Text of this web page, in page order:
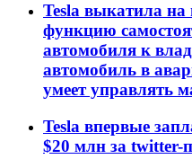
Tesla выкатила
функцию
автомобиля к
автомобиль в
умеет управлять
Tesla впервые
$20 млн за